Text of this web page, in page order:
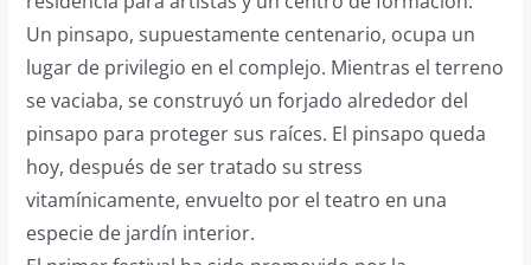
Un pinsapo, supuestamente centenario, ocupa un
lugar de privilegio en el complejo. Mientras el terreno
se vaciaba, se construyó un forjado alrededor del
pinsapo para proteger sus raíces. El pinsapo queda
hoy, después de ser tratado su stress
vitamínicamente, envuelto por el teatro en una
especie de jardín interior.